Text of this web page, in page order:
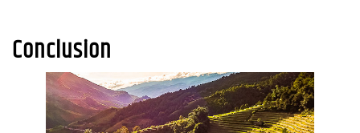
Conclusion